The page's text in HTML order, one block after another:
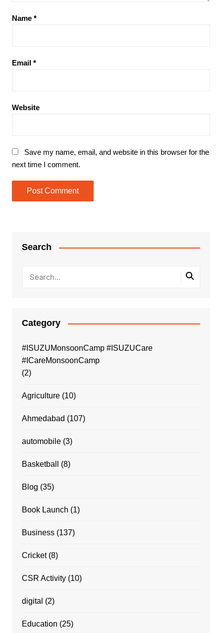
Name *
Email *
Website
Save my name, email, and website in this browser for the
next time I comment.
Search
Category
#ISUZUMonsoonCamp #ISUZUCare
#ICareMonsoonCamp
(2)
Agriculture(10)
Ahmedabad (107)
automobile(3)
Basketball (8)
Blog (35)
Book Launch (1)
Business(137)
Cricket(8)
CSR Activity(10)
digital (2)
Education (25)